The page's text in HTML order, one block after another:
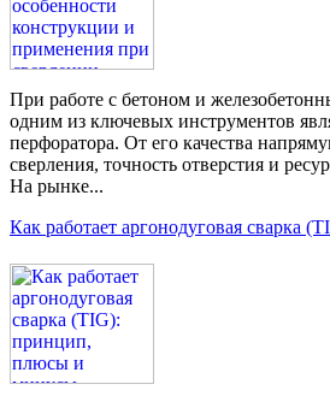
При работе с бетоном и
одним из ключевых инструментов
перфоратора. От его качества
сверления, точность отверстия и
На рынке...
Как работает аргонодуговая сварка